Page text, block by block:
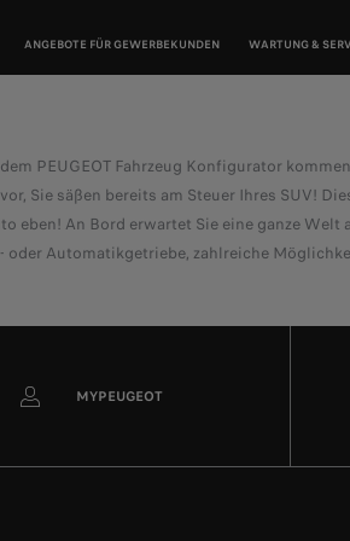
ANGEBOTE FÜR GEWERBEKUNDEN WARTUNG &
PEUGEOT Fahrzeug Konfigurator
Sie säßen bereits am Steuer Ihres SUV!
eben! An Bord erwartet Sie eine ganze
oder Automatikgetriebe, zahlreiche
MYPEUGEOT